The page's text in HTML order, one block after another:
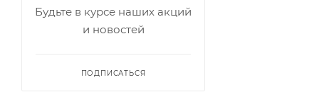
Будьте в курсе наших акций
и новостей
ПОДПИСАТЬСЯ